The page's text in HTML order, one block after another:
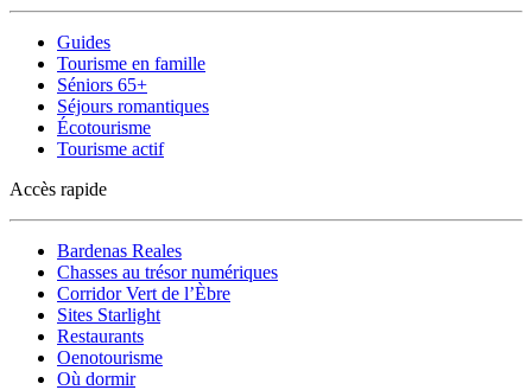
Guides
Tourisme en famille
Séniors 65+
Séjours romantiques
Écotourisme
Tourisme actif
Accès rapide
Bardenas Reales
Chasses au trésor numériques
Corridor Vert de l’Èbre
Sites Starlight
Restaurants
Oenotourisme
Où dormir